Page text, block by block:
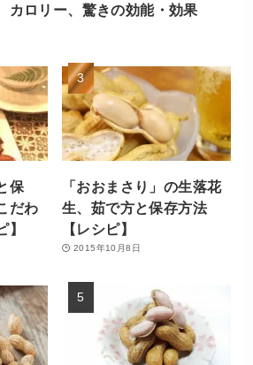
カロリー、驚きの効能・効果
保
だわ
「おおまさり」の生落花
生、茹で方と保存方法
【レシピ】
2015年10月8日